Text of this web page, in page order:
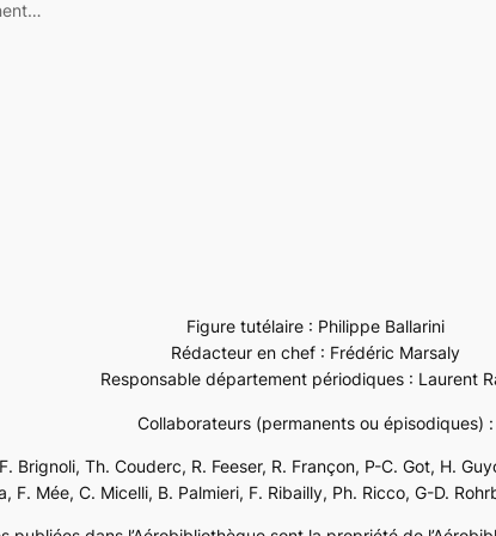
Figure tutélaire : Philippe Ballarini
Rédacteur en chef : Frédéric Marsaly
Responsable département périodiques : Laurent
Collaborateurs (permanents ou épisodiques) :
Brignoli, Th. Couderc, R. Feeser, R. Françon, P-C. Got, H.
F. Mée, C. Micelli, B. Palmieri, F. Ribailly, Ph. Ricco, G-D.